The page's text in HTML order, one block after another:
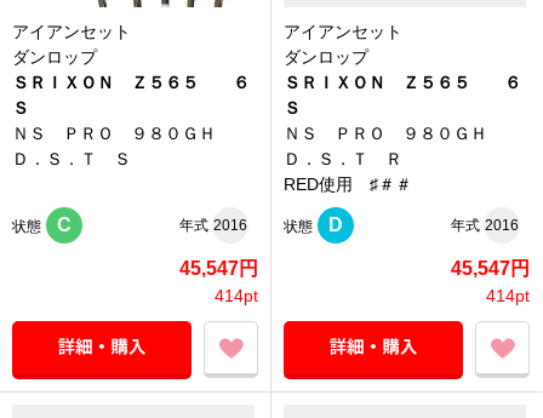
アイアンセット
ダンロップ
ＳＲＩＸＯＮ Ｚ５６５ ６
Ｓ
ＮＳ ＰＲＯ ９８０ＧＨ
Ｄ．Ｓ．Ｔ Ｓ
状態 C 年式 2016
45,547円
414pt
アイアンセット
ダンロップ
ＳＲＩＸＯＮ Ｚ５６５ ６
Ｓ
ＮＳ ＰＲＯ ９８０ＧＨ
Ｄ．Ｓ．Ｔ Ｒ
RED使用 ♯＃＃
状態 D 年式 2016
45,547円
414pt